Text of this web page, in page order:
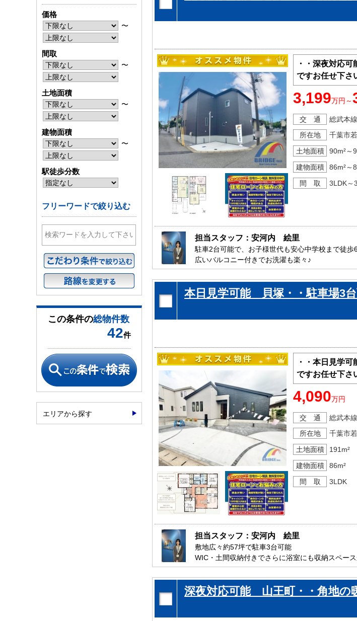
・・深夜対応
ですお任せ下さ
3,199万円～
交 通 総武本線
所在地
千葉市
土地面積
90m²～
建物面積
86m²～
間 取
3LDK～
担当スタッフ：安河内　絵里
駐車2台可能で、お子様世代も安心中学校まで徒歩6
広いバルコニー付きでお洗濯も楽々♪
生活施設も徒歩圏内で急なお買い物も対応できま
是非、千葉市内で新築一戸建てをお探しの方はお
お待ちしております。
本日見学可能 貝塚・・駐車場3台
・・本日見学
ですお任せ下さ
4,090万円
交 通 総武本線
所在地
千葉市
土地面積
191m²
建物面積
86m²
間 取
3LDK
担当スタッフ：安河内　絵里
敷地広々約57坪で駐車3台可能
WIC・土間収納付きでさらに浴室にも収納スペース
お買い物施設徒歩圏内で住環境充実です。
是非、千葉市内で新築一戸建をお探しの方はお気
お待ちしております。
深夜対応可能 山王町・・角地の
価格
〜
間取
〜
土地面積
〜
建物面積
〜
駅徒歩分数
フリーワードで絞り込む
この条件の総物件数
42件
エリアから探す